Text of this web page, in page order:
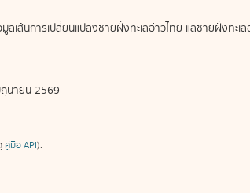
เส้นการเปลี่ยนแปลงชายฝั่งทะเลอ่าวไทย แลชายฝั่งท
นายน 2569
คู่มือ API).